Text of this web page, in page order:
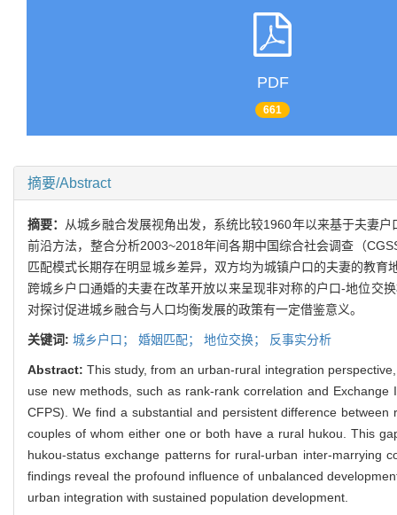
PDF
661
摘要/Abstract
摘要：
从城乡融合发展视角出发，系统比较1960年以来基于夫妻
前沿方法，整合分析2003~2018年间各期中国综合社会调查（
匹配模式长期存在明显城乡差异，双方均为城镇户口的夫妻的教
跨城乡户口通婚的夫妻在改革开放以来呈现非对称的户口-地位交
对探讨促进城乡融合与人口均衡发展的政策有一定借鉴意义。
关键词: 城乡户口； 婚姻匹配； 地位交换； 反事实分析
Abstract:This study, from an urban-rural integration
use new methods, such as rank-rank correlation and
CFPS). We find a substantial and persistent difference
couples of whom either one or both have a rural hukou. This
hukou-status exchange patterns for rural-urban inter-marrying
findings reveal the profound influence of unbalanced
urban integration with sustained population development.